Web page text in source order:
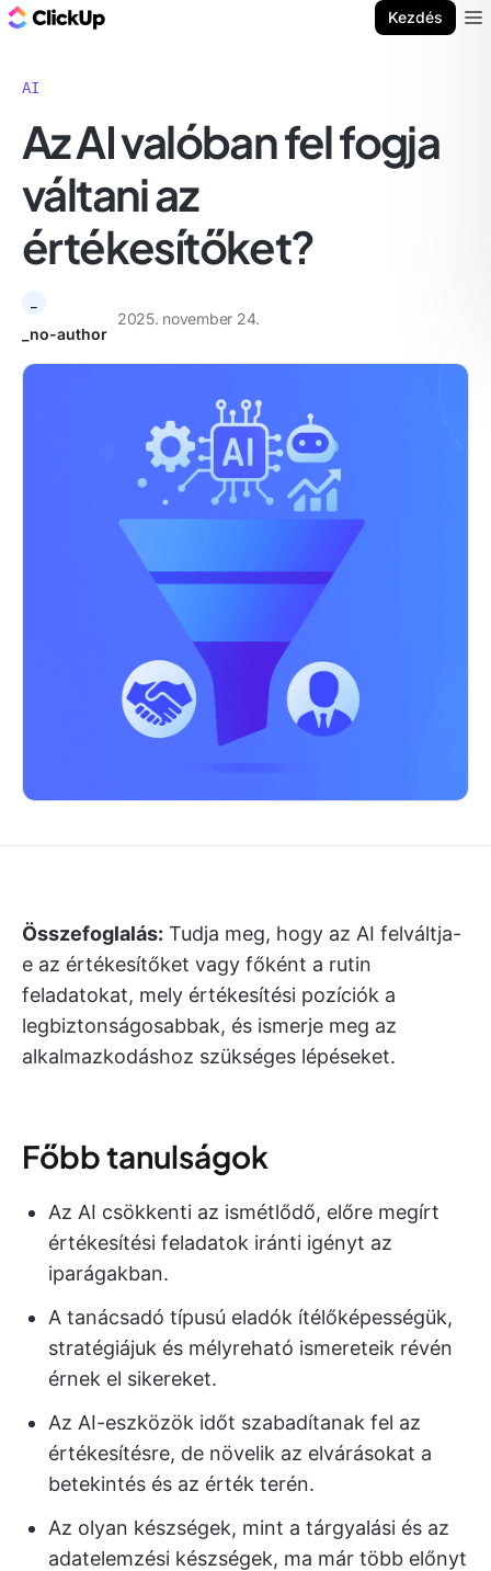
Kezdés
AI
Az AI valóban fel fogja
váltani az
értékesítőket?
_no-author
2025. november 24.
Összefoglalás: Tudja meg, hogy az AI felváltja-
e az értékesítőket vagy főként a rutin
feladatokat, mely értékesítési pozíciók a
legbiztonságosabbak, és ismerje meg az
alkalmazkodáshoz szükséges lépéseket.
Főbb tanulságok
Az AI csökkenti az ismétlődő, előre megírt
értékesítési feladatok iránti igényt az
iparágakban.
A tanácsadó típusú eladók ítélőképességük,
stratégiájuk és mélyreható ismereteik révén
érnek el sikereket.
Az AI-eszközök időt szabadítanak fel az
értékesítésre, de növelik az elvárásokat a
betekintés és az érték terén.
Az olyan készségek, mint a tárgyalási és az
adatelemzési készségek, ma már több előnyt